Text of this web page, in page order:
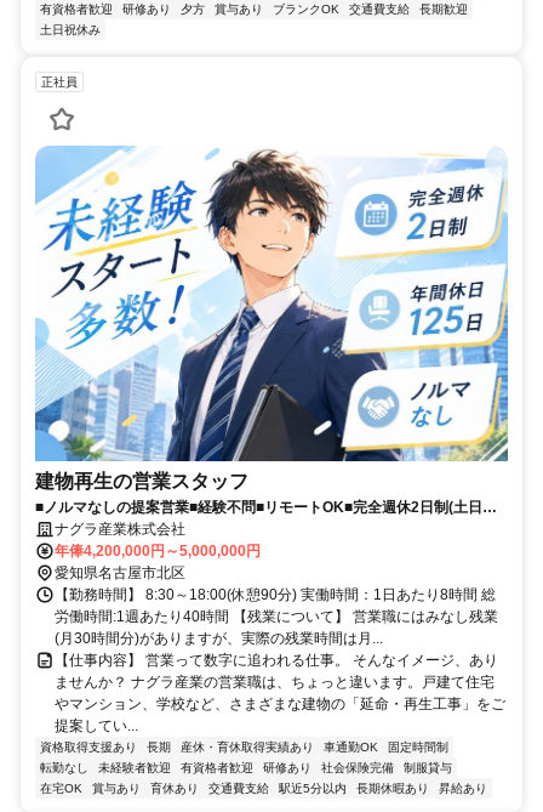
有資格者歓迎
研修あり 夕方 賞与あり ブランクOK 交通費支給
長期歓迎
土日祝休み
正社員
建物再生の営業スタッフ
■ノルマなしの提案営業■経験不問■リモートOK■完全週休2日制(土日
祝)■資格手当MAX4万円
ナグラ産業株式会社
年俸4,200,000円～5,000,000円
愛知県名古屋市北区
【勤務時間】 8:30～18:00(休憩90分) 実働時間：1日あたり8時間 総
労働時間:1週あたり40時間 【残業について】 営業職にはみなし残業
(月30時間分)がありますが、実際の残業時間は月...
【仕事内容】 営業って数字に追われる仕事。 そんなイメージ、あり
ませんか？ ナグラ産業の営業職は、ちょっと違います。戸建て住宅
やマンション、学校など、さまざまな建物の「延命・再生工事」をご
提案してい...
資格取得支援あり 長期 産休・育休取得実績あり 車通勤OK
固定時間制
転勤なし
未経験者歓迎 有資格者歓迎 研修あり 社会保険完備
制服貸与
在宅OK
賞与あり 育休あり 交通費支給 駅近5分以内 長期休暇あり 昇給あり